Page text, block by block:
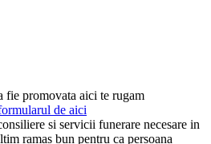
fie promovata aici te rugam
de aici
si servicii funerare necesare in
ramas bun pentru ca persoana